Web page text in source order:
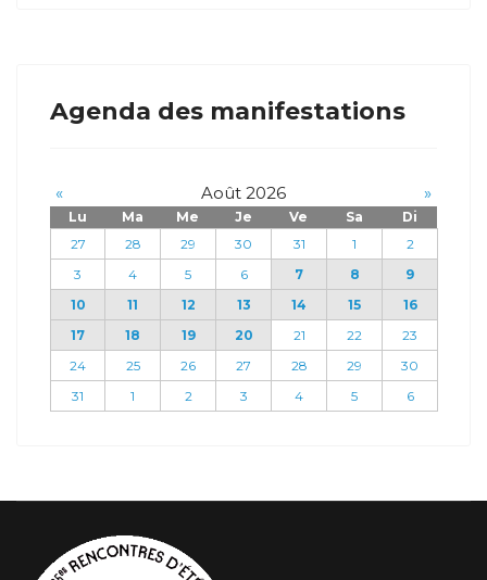
Agenda des manifestations
« Août 2026 »
Lu Ma Me Je Ve Sa
Di
27
28 29 30 31 1
2
3
4 5 6 7 8
9
10
11 12 13 14 15
16
17
18 19 20 21 22
23
24
25 26 27 28 29
30
31
1 2 3 4 5 6